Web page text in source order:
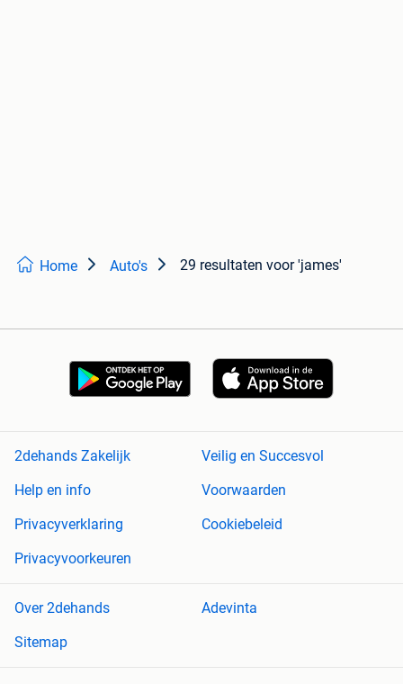
Home Auto's 29 resultaten voor 'james'
2dehands Zakelijk
Veilig en Succesvol
Help en info
Voorwaarden
Privacyverklaring
Cookiebeleid
Privacyvoorkeuren
Over 2dehands
Adevinta
Sitemap